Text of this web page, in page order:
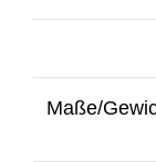
Maße/